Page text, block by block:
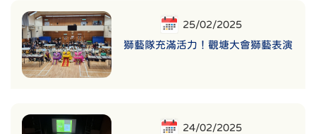
25/02/2025
獅藝隊充滿活力！觀塘大會獅藝表演
24/02/2025